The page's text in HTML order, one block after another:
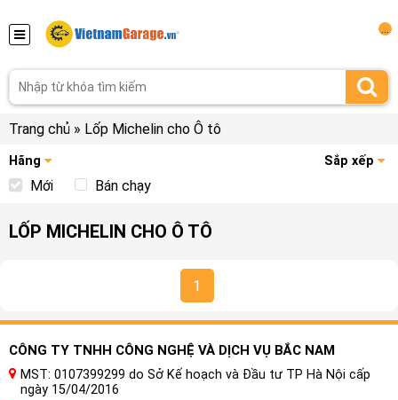
Trang chủ » Lốp Michelin cho Ô tô
Hãng Sắp xếp
Mới Bán chạy
LỐP MICHELIN CHO Ô TÔ
1
CÔNG TY TNHH CÔNG NGHỆ VÀ DỊCH VỤ BẮC NAM
MST: 0107399299 do Sở Kế hoạch và Đầu tư TP Hà Nội cấp
ngày 15/04/2016